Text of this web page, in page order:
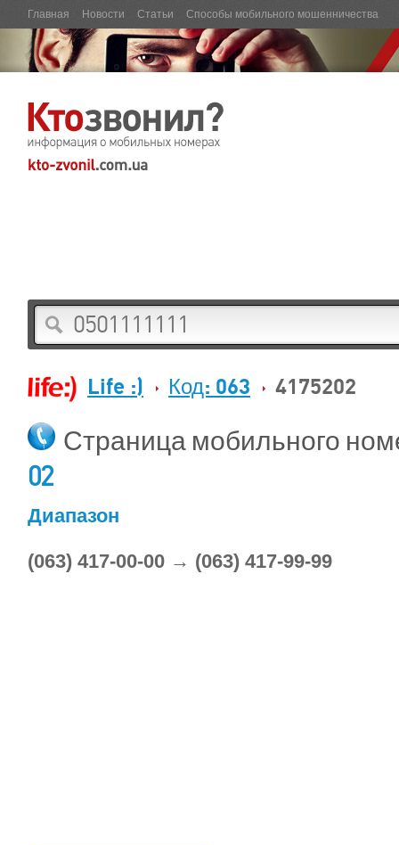
Главная Новости Статьи Способы мобильного мошенничества
Life :) Код: 063 4175202
Страница мобильного
02
Диапазон
(063) 417-00-00 → (063) 417-99-99